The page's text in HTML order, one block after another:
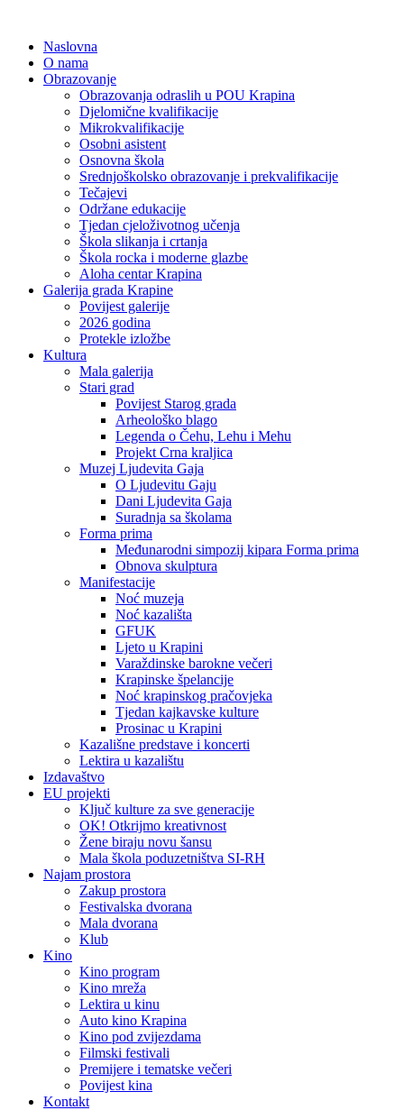
Naslovna
O nama
Obrazovanje
Obrazovanja odraslih u POU Krapina
Djelomične kvalifikacije
Mikrokvalifikacije
Osobni asistent
Osnovna škola
Srednjoškolsko obrazovanje i prekvalifikacije
Tečajevi
Održane edukacije
Tjedan cjeloživotnog učenja
Škola slikanja i crtanja
Škola rocka i moderne glazbe
Aloha centar Krapina
Galerija grada Krapine
Povijest galerije
2026 godina
Protekle izložbe
Kultura
Mala galerija
Stari grad
Povijest Starog grada
Arheološko blago
Legenda o Čehu, Lehu i Mehu
Projekt Crna kraljica
Muzej Ljudevita Gaja
O Ljudevitu Gaju
Dani Ljudevita Gaja
Suradnja sa školama
Forma prima
Međunarodni simpozij kipara Forma prima
Obnova skulptura
Manifestacije
Noć muzeja
Noć kazališta
GFUK
Ljeto u Krapini
Varaždinske barokne večeri
Krapinske špelancije
Noć krapinskog pračovjeka
Tjedan kajkavske kulture
Prosinac u Krapini
Kazališne predstave i koncerti
Lektira u kazalištu
Izdavaštvo
EU projekti
Ključ kulture za sve generacije
OK! Otkrijmo kreativnost
Žene biraju novu šansu
Mala škola poduzetništva SI-RH
Najam prostora
Zakup prostora
Festivalska dvorana
Mala dvorana
Klub
Kino
Kino program
Kino mreža
Lektira u kinu
Auto kino Krapina
Kino pod zvijezdama
Filmski festivali
Premijere i tematske večeri
Povijest kina
Kontakt